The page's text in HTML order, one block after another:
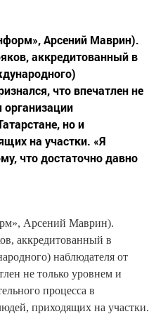
Арсений Маврин).
аккредитованный в
что впечатлен не
организации
но и
на участки. «Я
что достаточно давно
Арсений Маврин).
аккредитованный в
наблюдателя от
не только уровнем и
процесса в
приходящих на участки.